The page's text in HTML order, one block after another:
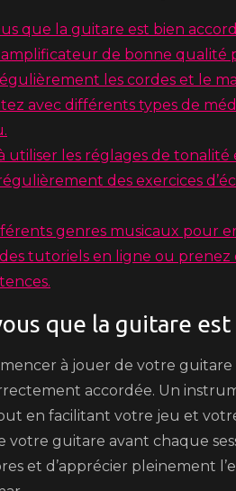
que la guitare est bien
de bonne qualité
les cordes et le
avec différents types de
utiliser les réglages de
des exercices
genres musicaux pour
tutoriels en ligne ou
que la guitare
à jouer de votre guitare
accordée. Un
en facilitant votre jeu et
votre guitare avant chaque
et d’apprécier pleinement